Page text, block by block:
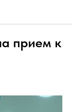
прием к